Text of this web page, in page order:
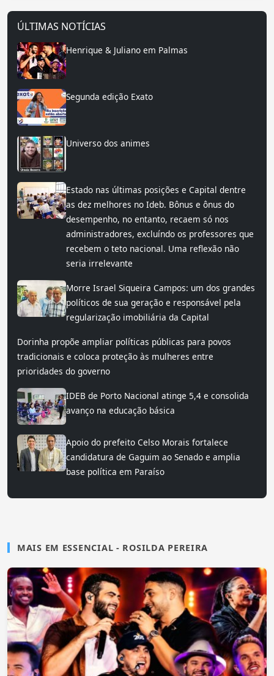
ÚLTIMAS NOTÍCIAS
Henrique & Juliano em Palmas
Segunda edição Exato
Universo dos animes
Estado nas últimas posições e Capital dentre
as dez melhores no Ideb. Bônus e ônus do
desempenho, no entanto, recaem só nos
administradores, excluíndo os professores que
recebem o teto nacional. Uma reflexão não
seria irrelevante
Morre Israel Siqueira Campos: um dos grandes
políticos de sua geração e responsável pela
regularização imobiliária da Capital
Dorinha propõe ampliar políticas públicas para povos
tradicionais e coloca proteção às mulheres entre
prioridades do governo
IDEB de Porto Nacional atinge 5,4 e consolida
avanço na educação básica
Apoio do prefeito Celso Morais fortalece
candidatura de Gaguim ao Senado e amplia
base política em Paraíso
MAIS EM ESSENCIAL - ROSILDA PEREIRA